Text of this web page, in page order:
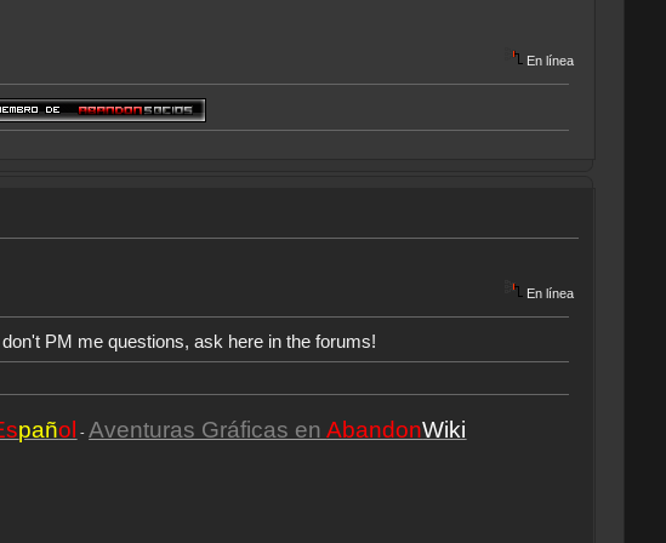
En línea
En línea
PM me questions, ask here in the forums!
pañol -Aventuras Gráficas enAbandonWiki